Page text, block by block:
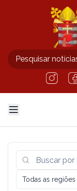
Todas as regiões